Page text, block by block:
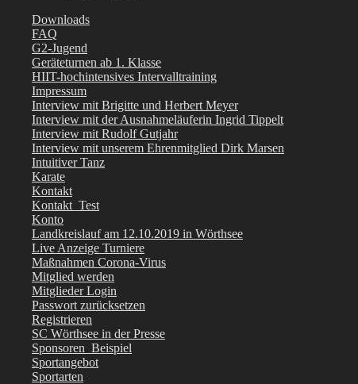
Downloads
FAQ
G2-Jugend
Geräteturnen ab 1. Klasse
HIIT-hochintensives Intervalltraining
Impressum
Interview mit Brigitte und Herbert Meyer
Interview mit der Ausnahmeläuferin Ingrid Tippelt
Interview mit Rudolf Gutjahr
Interview mit unserem Ehrenmitglied Dirk Marsen
Intuitiver Tanz
Karate
Kontakt
Kontakt_Test
Konto
Landkreislauf am 12.10.2019 in Wörthsee
Live Anzeige Turniere
Maßnahmen Corona-Virus
Mitglied werden
Mitglieder Login
Passwort zurücksetzen
Registrieren
SC Wörthsee in der Presse
Sponsoren_Beispiel
Sportangebot
Sportarten